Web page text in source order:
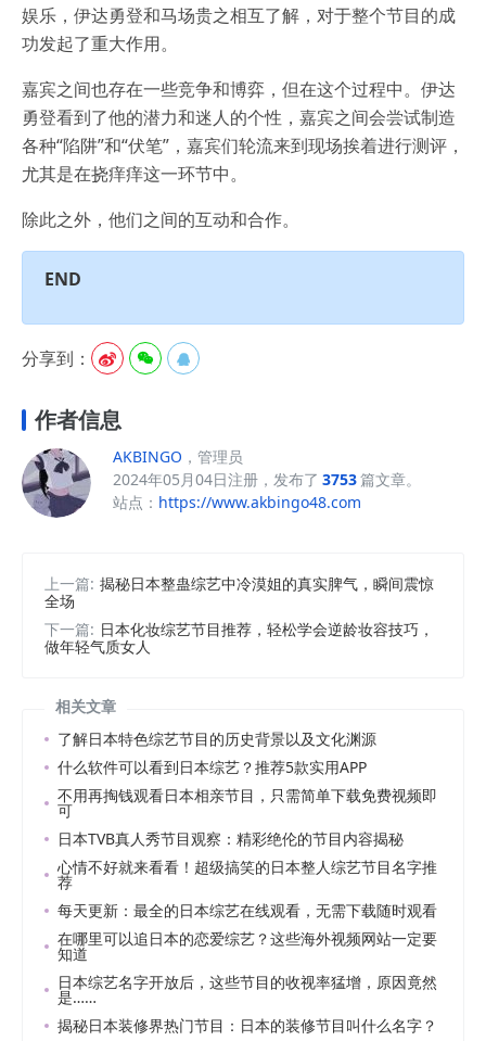
娱乐，伊达勇登和马场贵之相互了解，对于整个节目的成
功发起了重大作用。
嘉宾之间也存在一些竞争和博弈，但在这个过程中。伊达
勇登看到了他的潜力和迷人的个性，嘉宾之间会尝试制造
各种“陷阱”和“伏笔”，嘉宾们轮流来到现场挨着进行测评，
尤其是在挠痒痒这一环节中。
除此之外，他们之间的互动和合作。
END
分享到：   
作者信息
AKBINGO ，管理员
2024年05月04日注册，发布了 3753篇文章。
站点： https://www.akbingo48.com
上一篇: 揭秘日本整蛊综艺中冷漠姐的真实脾气，瞬间震惊
全场
下一篇: 日本化妆综艺节目推荐，轻松学会逆龄妆容技巧，
做年轻气质女人
相关文章
了解日本特色综艺节目的历史背景以及文化渊源
什么软件可以看到日本综艺？推荐5款实用APP
不用再掏钱观看日本相亲节目，只需简单下载免费视频即
可
日本TVB真人秀节目观察：精彩绝伦的节目内容揭秘
心情不好就来看看！超级搞笑的日本整人综艺节目名字推
荐
每天更新：最全的日本综艺在线观看，无需下载随时观看
在哪里可以追日本的恋爱综艺？这些海外视频网站一定要
知道
日本综艺名字开放后，这些节目的收视率猛增，原因竟然
是……
揭秘日本装修界热门节目：日本的装修节目叫什么名字？